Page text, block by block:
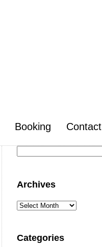
Booking Contact
Archives
Archives
Categories